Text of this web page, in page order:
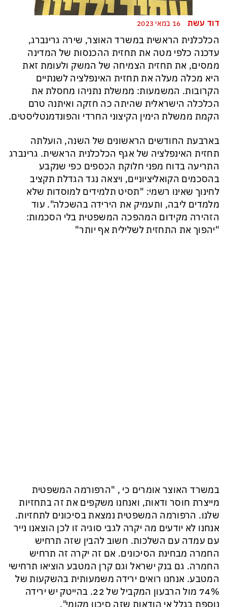
דוד עשת
הכלכלנית הראשית במשרד האוצר, שירה גרינברג,
עדכנה כלפי מטה את תחזית ההכנסות של המדינה
ממסים, את תחזית הצמיחה של המשק ולעומת זאת
היא מכלה מעלה את תחזית האינפלציה לשנתיים
הקרובות. המשמעות: ממשלת נתניהו מחסלת את
הכלכלה הישראלית שהיתה כה חזקה ואיתנה טרם
הקמת ממשלת הימין הקיצוני החרדי והפונדמנטליסטים.
בארבעת החודשים הראשונים של השנה, הועלתה
תחזית האינפלציה של אגף הכלכלנית הראשית. גרינברג
התריעה בדוח מפני חלוקת הכספים כפי שנקבע
בהסכמים הקואליציוניים, ויצאה נגד הגדלת תקציב
לחינוך שאינו רשמי: "תסיט תלמידים למוסדות שלא
מלמדים ליבה, ותעמיק את הירידה בהשכלה". עוד
הזהירה מקידום המהפכה המשפטית בלי הסכמות:
"יהפוך את התחזית לשלילית אף יותר"
במשרד האוצר אומרים כי , "הרפורמה המשפטית
מייצרת חוסר ודאות, ואנחנו משקפים את זה בתחזיות
שלנו. הרפורמה המשפטית נמצאת בסיכונים לתחזיות.
אנחנו לא יודעים מה יקרה לגבי סוגיה זו לכן הוצאנו נייר
עם עמדה עם השלכות. חשוב להבין שזה תרחיש
החמרה מבחינת הסיכונים. אם זה יקרה זה תרחיש
החמרה. גם בנק ישראל וגם קרן המטבע הוציאו תרחישי
המטבע. אנחנו רואים ירידה משמעותית בהשקעות של
74% מול הרבעון המקביל של 22. בהייטק יש ירידה
נוספת בגלל אי הודאות שזה סיכון מקומי".